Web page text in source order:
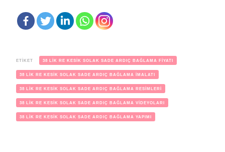
ETIKET 38 LİK RE KESİK SOLAK SADE ARDIÇ BAĞLAMA FİYATI
38 LİK RE KESİK SOLAK SADE ARDIÇ BAĞLAMA İMALATI
38 LİK RE KESİK SOLAK SADE ARDIÇ BAĞLAMA RESİMLERİ
38 LİK RE KESİK SOLAK SADE ARDIÇ BAĞLAMA VİDEYOLARI
38 LİK RE KESİK SOLAK SADE ARDIÇ BAĞLAMA YAPIMI